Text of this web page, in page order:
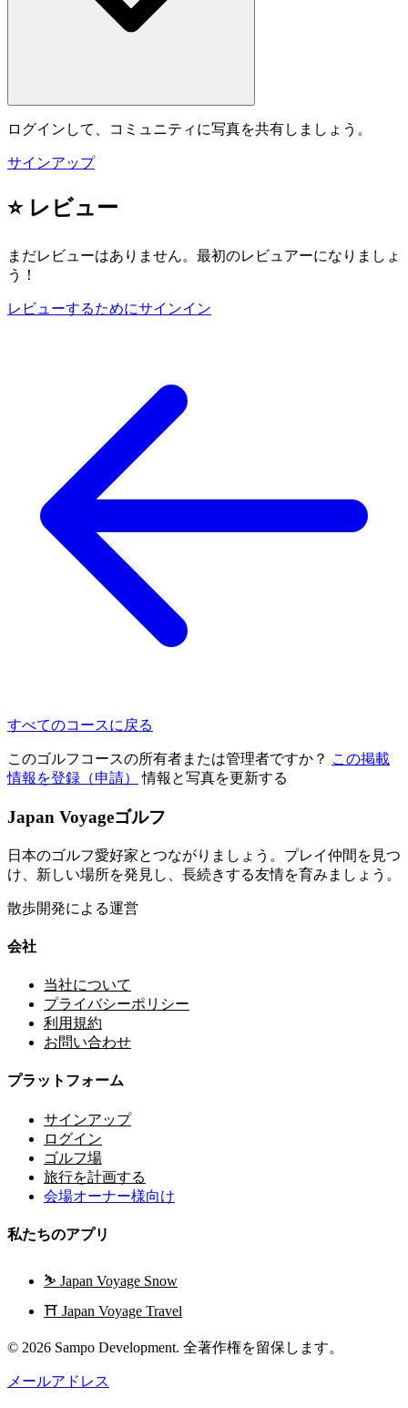
ログインして、コミュニティに写真を共有しましょう。
サインアップ
⭐ レビュー
まだレビューはありません。最初のレビュアーになりましょ
う！
レビューするためにサインイン
すべてのコースに戻る
このゴルフコースの所有者または管理者ですか？ この掲載
情報を登録（申請）
情報と写真を更新する
Japan Voyageゴルフ
日本のゴルフ愛好家とつながりましょう。プレイ仲間を見つ
け、新しい場所を発見し、長続きする友情を育みましょう。
散歩開発による運営
会社
当社について
プライバシーポリシー
利用規約
お問い合わせ
プラットフォーム
サインアップ
ログイン
ゴルフ場
旅行を計画する
会場オーナー様向け
私たちのアプリ
⛷️ Japan Voyage Snow
⛩️ Japan Voyage Travel
© 2026 Sampo Development. 全著作権を留保します。
メールアドレス